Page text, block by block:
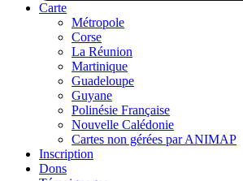
Carte
Métropole
Corse
La Réunion
Martinique
Guadeloupe
Guyane
Polinésie Française
Nouvelle Calédonie
Cartes non gérées par ANIMAP
Inscription
Dons